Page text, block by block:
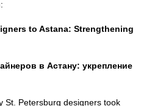
to Astana: Strengthening
в Астану: укрепление
St. Petersburg designers took